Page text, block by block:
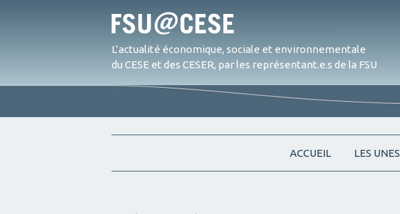
L’actualité économique, sociale et environnementale
du CESE et des CESER, par les représentant.e.s de la FSU
ACCUEIL LES UNES